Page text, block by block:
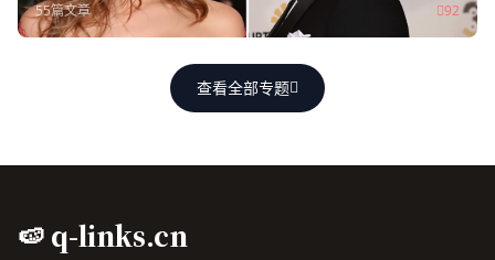
55篇文章 92
查看全部专题
🍉 q-links.cn